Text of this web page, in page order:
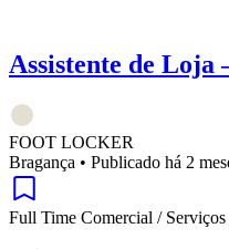
Assistente de Loja
FOOT LOCKER
Bragança • Publicado há 2
Full Time Comercial / Serviços